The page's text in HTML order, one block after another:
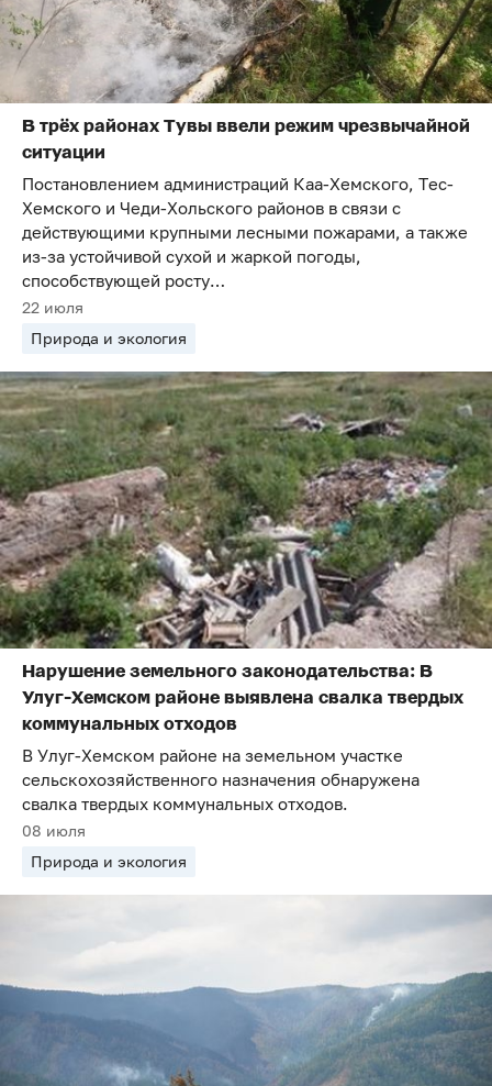
В трёх районах Тувы ввели режим чрезвычайной
ситуации
Постановлением администраций Каа-Хемского, Тес-
Хемского и Чеди-Хольского районов в связи с
действующими крупными лесными пожарами, а также
из-за устойчивой сухой и жаркой погоды,
способствующей росту…
22 июля
Природа и экология
Нарушение земельного законодательства: В
Улуг-Хемском районе выявлена свалка твердых
коммунальных отходов
В Улуг-Хемском районе на земельном участке
сельскохозяйственного назначения обнаружена
свалка твердых коммунальных отходов.
08 июля
Природа и экология